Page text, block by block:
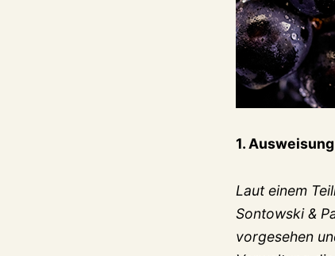
1.
Laut einem
Sontowski &
vorgesehen